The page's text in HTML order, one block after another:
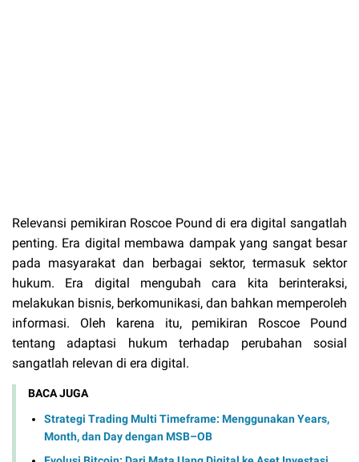
Relevansi pemikiran Roscoe Pound di era digital sangatlah
penting. Era digital membawa dampak yang sangat besar
pada masyarakat dan berbagai sektor, termasuk sektor
hukum. Era digital mengubah cara kita berinteraksi,
melakukan bisnis, berkomunikasi, dan bahkan memperoleh
informasi. Oleh karena itu, pemikiran Roscoe Pound
tentang adaptasi hukum terhadap perubahan sosial
sangatlah relevan di era digital.
BACA JUGA
Strategi Trading Multi Timeframe: Menggunakan Years,
Month, dan Day dengan MSB–OB